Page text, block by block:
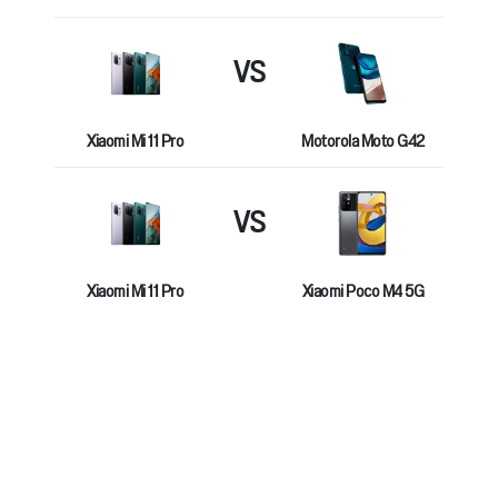
Xiaomi Mi 11 Pro
VS
Motorola Moto G42
Xiaomi Mi 11 Pro
VS
Xiaomi Poco M4 5G